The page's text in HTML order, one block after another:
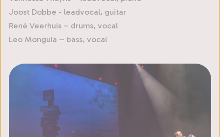
Joost Dobbe - leadvocal, guitar
René Veerhuis – drums, vocal
Leo Mongula – bass, vocal